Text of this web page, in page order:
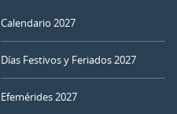
Calendario 2027
Días Festivos y Feriados 2027
Efemérides 2027